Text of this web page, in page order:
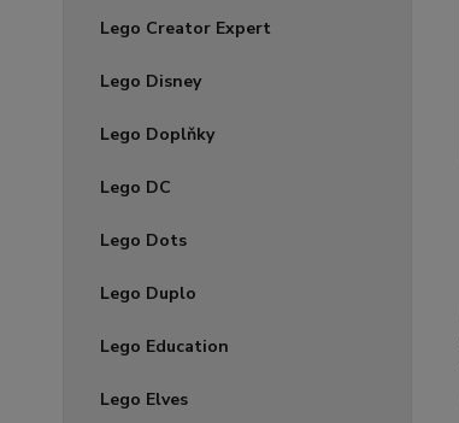
Lego Creator Expert
Lego Disney
Lego Doplňky
Lego DC
Lego Dots
Lego Duplo
Lego Education
Lego Elves